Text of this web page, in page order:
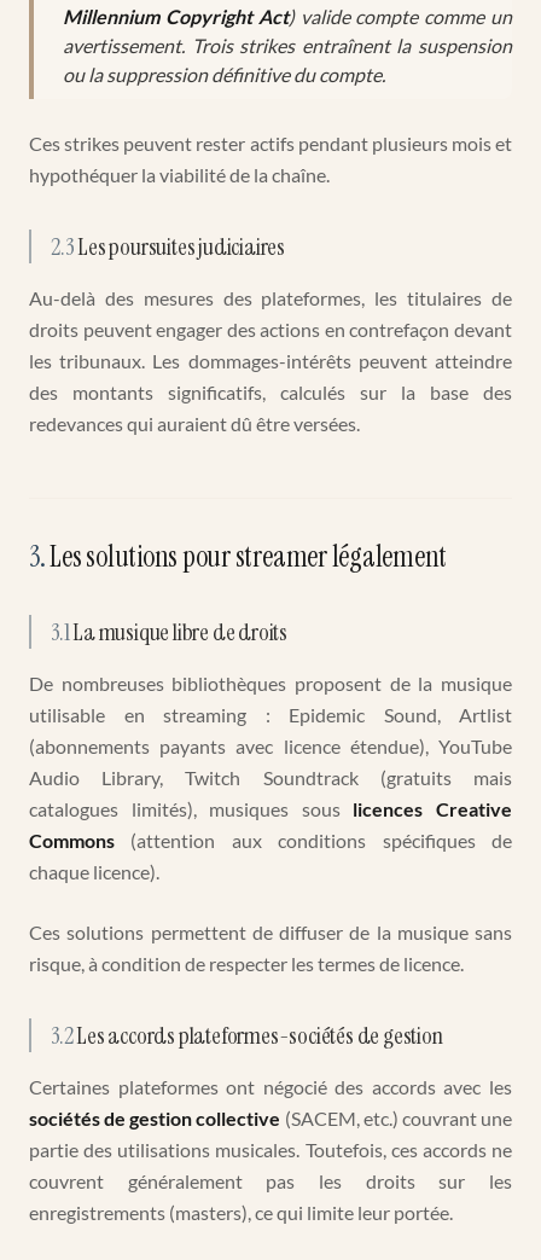
Millennium Copyright Act) valide compte comme un
avertissement. Trois strikes entraînent la suspension
ou la suppression définitive du compte.
Ces strikes peuvent rester actifs pendant plusieurs mois et
hypothéquer la viabilité de la chaîne.
2.3Les poursuites judiciaires
Au-delà des mesures des plateformes, les titulaires de
droits peuvent engager des actions en contrefaçon devant
les tribunaux. Les dommages-intérêts peuvent atteindre
des montants significatifs, calculés sur la base des
redevances qui auraient dû être versées.
3.Les solutions pour streamer légalement
3.1La musique libre de droits
De nombreuses bibliothèques proposent de la musique
utilisable en streaming : Epidemic Sound, Artlist
(abonnements payants avec licence étendue), YouTube
Audio Library, Twitch Soundtrack (gratuits mais
catalogues limités), musiques sous licences Creative
Commons (attention aux conditions spécifiques de
chaque licence).
Ces solutions permettent de diffuser de la musique sans
risque, à condition de respecter les termes de licence.
3.2Les accords plateformes-sociétés de gestion
Certaines plateformes ont négocié des accords avec les
sociétés de gestion collective (SACEM, etc.) couvrant une
partie des utilisations musicales. Toutefois, ces accords ne
couvrent généralement pas les droits sur les
enregistrements (masters), ce qui limite leur portée.